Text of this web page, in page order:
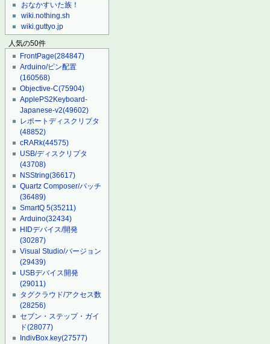
おなかすいた族！
wiki.nothing.sh
wiki.guttyo.jp
人気の50件
FrontPage(284847)
Arduino/ピン配置
(160568)
Objective-C(75904)
ApplePS2Keyboard-
Japanese-v2(49602)
レポートディスクリプタ
(48852)
cRARk(44575)
USB/ディスクリプタ
(43708)
NSString(36617)
Quartz Composer/パッチ
(36489)
SmartQ 5(35211)
Arduino(32434)
HIDデバイス/開発
(30287)
Visual Studio/バージョン
(29439)
USBデバイス開発
(29011)
タグクラウド/アクセス数
(28256)
セブン・ステップ・ガイ
ド(28077)
IndivBox.key(27577)